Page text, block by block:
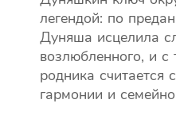
легендой: по
Дуняша исцелила
возлюбленного, и с
родника считается
гармонии и